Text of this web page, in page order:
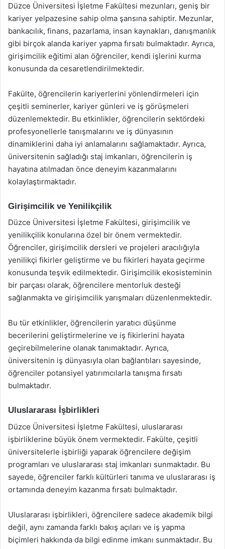
Düzce Üniversitesi İşletme Fakültesi mezunları, geniş bir
kariyer yelpazesine sahip olma şansına sahiptir. Mezunlar,
bankacılık, finans, pazarlama, insan kaynakları, danışmanlık
gibi birçok alanda kariyer yapma fırsatı bulmaktadır. Ayrıca,
girişimcilik eğitimi alan öğrenciler, kendi işlerini kurma
konusunda da cesaretlendirilmektedir.
Fakülte, öğrencilerin kariyerlerini yönlendirmeleri için
çeşitli seminerler, kariyer günleri ve iş görüşmeleri
düzenlemektedir. Bu etkinlikler, öğrencilerin sektördeki
profesyonellerle tanışmalarını ve iş dünyasının
dinamiklerini daha iyi anlamalarını sağlamaktadır. Ayrıca,
üniversitenin sağladığı staj imkanları, öğrencilerin iş
hayatına atılmadan önce deneyim kazanmalarını
kolaylaştırmaktadır.
Girişimcilik ve Yenilikçilik
Düzce Üniversitesi İşletme Fakültesi, girişimcilik ve
yenilikçilik konularına özel bir önem vermektedir.
Öğrenciler, girişimcilik dersleri ve projeleri aracılığıyla
yenilikçi fikirler geliştirme ve bu fikirleri hayata geçirme
konusunda teşvik edilmektedir. Girişimcilik ekosisteminin
bir parçası olarak, öğrencilere mentorluk desteği
sağlanmakta ve girişimcilik yarışmaları düzenlenmektedir.
Bu tür etkinlikler, öğrencilerin yaratıcı düşünme
becerilerini geliştirmelerine ve iş fikirlerini hayata
geçirebilmelerine olanak tanımaktadır. Ayrıca,
üniversitenin iş dünyasıyla olan bağlantıları sayesinde,
öğrenciler potansiyel yatırımcılarla tanışma fırsatı
bulmaktadır.
Uluslararası İşbirlikleri
Düzce Üniversitesi İşletme Fakültesi, uluslararası
işbirliklerine büyük önem vermektedir. Fakülte, çeşitli
üniversitelerle işbirliği yaparak öğrencilere değişim
programları ve uluslararası staj imkanları sunmaktadır. Bu
sayede, öğrenciler farklı kültürleri tanıma ve uluslararası iş
ortamında deneyim kazanma fırsatı bulmaktadır.
Uluslararası işbirlikleri, öğrencilere sadece akademik bilgi
değil, aynı zamanda farklı bakış açıları ve iş yapma
biçimleri hakkında da bilgi edinme imkanı sunmaktadır. Bu